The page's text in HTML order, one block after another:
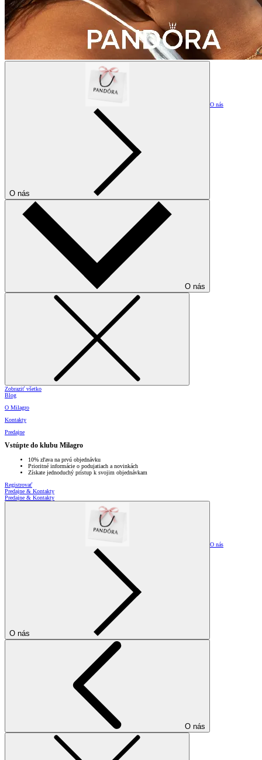
O nás
O nás
O nás
Zobraziť všetko
Blog
O Milagro
Kontakty
Predajne
Vstúpte do klubu Milagro
10% zľava na prvú objednávku
Prioritné informácie o podujatiach a novinkách
Získate jednoduchý prístup k svojim objednávkam
Registrovať
Predajne & Kontakty
Predajne & Kontakty
O nás
O nás
O nás